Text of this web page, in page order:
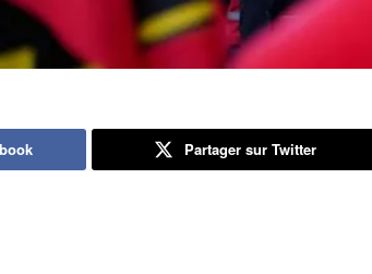
Partager sur Twitter